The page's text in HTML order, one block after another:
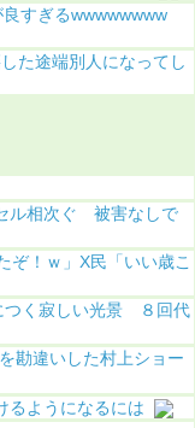
すぎるwwwwwwww
た途端別人になってし
ル相次ぐ 被害なしで
ぞ！ｗ」X民「いい歳こ
つく寂しい光景 ８回代
勘違いした村上ショー
るようになるには